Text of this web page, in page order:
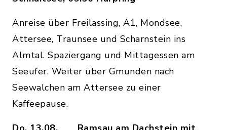
Anreise über Freilassing, A1, Mondsee,
Attersee, Traunsee und Scharnstein ins
Almtal. Spaziergang und Mittagessen am
Seeufer. Weiter über Gmunden nach
Seewalchen am Attersee zu einer
Kaffeepause.